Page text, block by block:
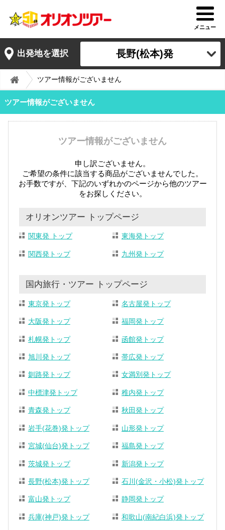
メニュー
出発地を選択 長野(松本)発
ツアー情報がございません
ツアー情報がございません
ツアー情報がございません
申し訳ございません。
ご希望の条件に該当する商品がございませんでした。
お手数ですが、下記のいずれかのページから他のツアー
をお探しください。
オリオンツアー トップページ
関東発 トップ 東海発トップ
関西発トップ 九州発トップ
国内旅行・ツアー トップページ
東京発トップ 名古屋発トップ
大阪発トップ 福岡発トップ
札幌発トップ 函館発トップ
旭川発トップ 帯広発トップ
釧路発トップ 女満別発トップ
中標津発トップ 稚内発トップ
青森発トップ 秋田発トップ
岩手(花巻)発トップ 山形発トップ
宮城(仙台)発トップ 福島発トップ
茨城発トップ 新潟発トップ
長野(松本)発トップ 石川(金沢・小松)発トップ
富山発トップ 静岡発トップ
兵庫(神戸)発トップ 和歌山(南紀白浜)発トップ